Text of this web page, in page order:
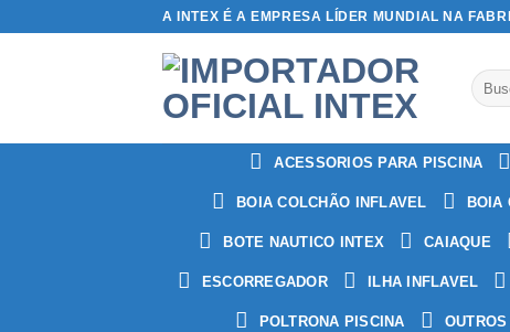
A INTEX É A EMPRESA LÍDER MUNDIAL NA
por:
ACESSORIOS PARA PISCINA
BOIA COLCHÃO INFLAVEL BOIA
BOTE NAUTICO INTEX CAIAQUE
ESCORREGADOR ILHA INFLAVEL
POLTRONA PISCINA